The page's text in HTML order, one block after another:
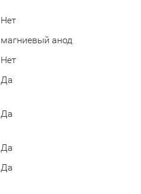
Нет
магниевый анод
Нет
Да
Да
Да
Да